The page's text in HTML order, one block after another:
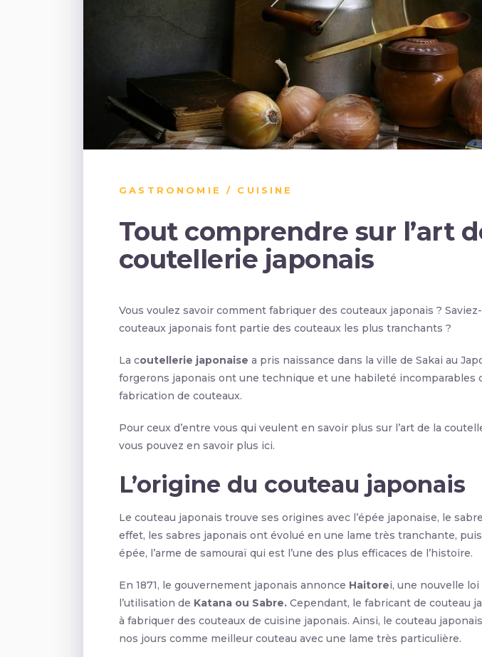
GASTRONOMIE / CUISINE
Tout comprendre sur l’art
coutellerie japonais
Vous voulez savoir comment fabriquer des couteaux japonais ?
couteaux japonais font partie des couteaux les plus tranchants ?
La coutellerie japonaise a pris naissance dans la ville de Sakai au
forgerons japonais ont une technique et une habileté incomparables
fabrication de couteaux.
Pour ceux d’entre vous qui veulent en savoir plus sur l’art de la
vous pouvez en savoir plus ici.
L’origine du couteau japonais
Le couteau japonais trouve ses origines avec l’épée japonaise, le
effet, les sabres japonais ont évolué en une lame très tranchante,
épée, l’arme de samouraï qui est l’une des plus efficaces de l’histoire.
En 1871, le gouvernement japonais annonce Haitorei, une nouvelle
l’utilisation de Katana ou Sabre. Cependant, le fabricant de couteau
à fabriquer des couteaux de cuisine japonais. Ainsi, le couteau
nos jours comme meilleur couteau avec une lame très particulière.